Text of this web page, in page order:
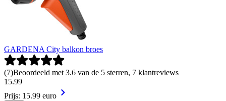
GARDENA City balkon broes
(7)Beoordeeld met 3.6 van de 5 sterren, 7 klantreviews
15.99
Prijs: 15.99 euro